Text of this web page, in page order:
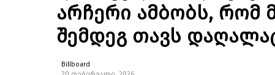
არჩერი ამბობს, რომ
შემდეგ თავს
Billboard